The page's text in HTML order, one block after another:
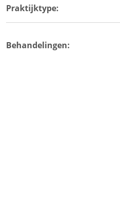
Praktijktype:
Behandelingen: